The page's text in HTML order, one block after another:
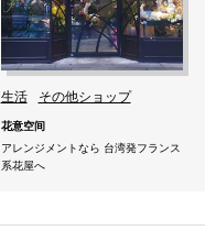
生活 その他ショップ
花意空间
アレンジメントなら 台湾発フランス
系花屋へ